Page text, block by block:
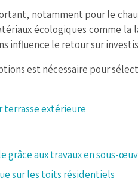
notamment pour le
écologiques comme
influence le retour sur
est nécessaire pour
extérieure
aux travaux en sous-
sur les toits résidentiels